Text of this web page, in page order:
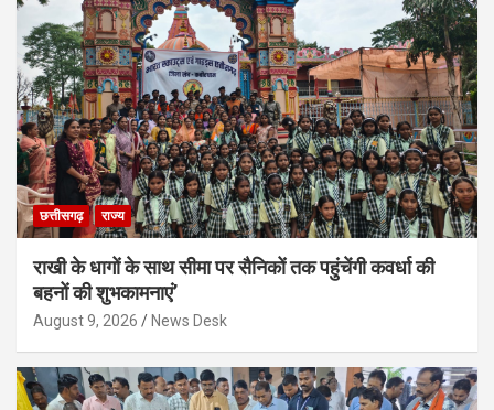
छत्तीसगढ़ राज्य
राखी के धागों के साथ सीमा पर सैनिकों तक पहुंचेंगी कवर्धा की
बहनों की शुभकामनाएं’
August 9, 2026 News Desk